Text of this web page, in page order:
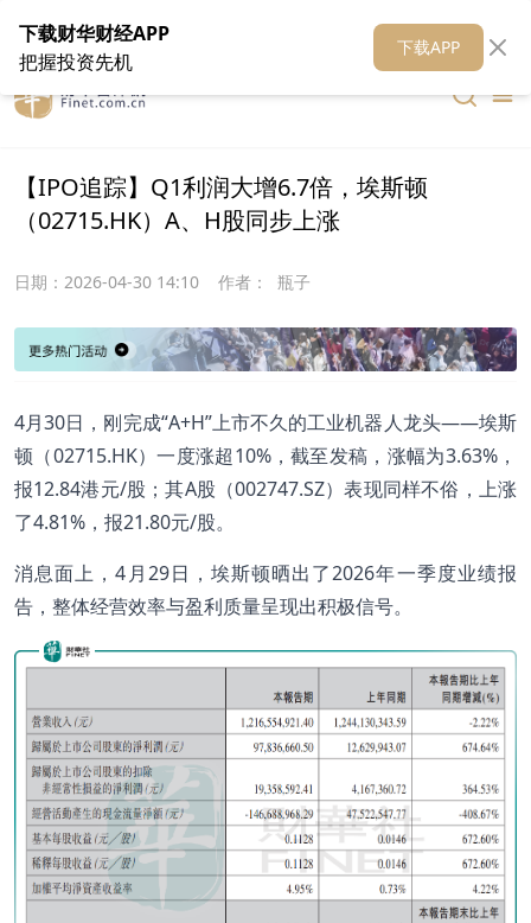
在线客服 关于我们 财华媒体矩阵 财华智库
【IPO追踪】Q1利润大增6.7倍，埃斯顿
（02715.HK）A、H股同步上涨
日期： 2026-04-30 14:10 作者： 瓶子
4月30日，刚完成“A+H”上市不久的工业机器人龙头——埃斯
顿（02715.HK）一度涨超10%，截至发稿，涨幅为3.63%，
报12.84港元/股；其A股（002747.SZ）表现同样不俗，上涨
了4.81%，报21.80元/股。
消息面上，4月29日，埃斯顿晒出了2026年一季度业绩报
告，整体经营效率与盈利质量呈现出积极信号。
下载财华财经APP
把握投资先机
下载APP